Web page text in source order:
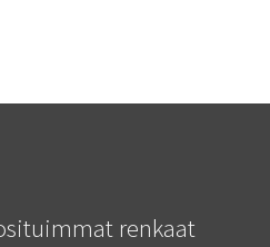
renkaat